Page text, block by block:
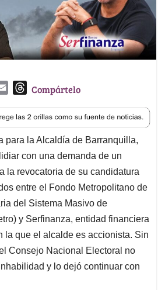
a
i
l
T
r
e
a
d
s
Compártelo
para la Alcaldía de Barranquilla,
con una demanda de un
la revocatoria de su candidatura
entre el Fondo Metropolitano de
del Sistema Masivo de
y Serfinanza, entidad financiera
la que el alcalde es accionista. Sin
Consejo Nacional Electoral no
y lo dejó continuar con